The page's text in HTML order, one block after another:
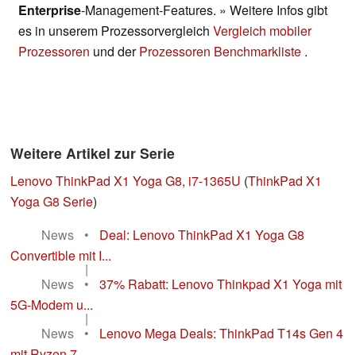
Enterprise-Management-Features. » Weitere Infos gibt
es in unserem Prozessorvergleich Vergleich mobiler
Prozessoren und derProzessoren Benchmarkliste .
Weitere Artikel zur Serie
Lenovo ThinkPad X1 Yoga G8, i7-1365U (ThinkPad X1
Yoga G8 Serie)
News
•
Deal: Lenovo ThinkPad X1 Yoga G8
Convertible mit I...
|
News
•
37% Rabatt: Lenovo Thinkpad X1 Yoga mit
5G-Modem u...
|
News
•
Lenovo Mega Deals: ThinkPad T14s Gen 4